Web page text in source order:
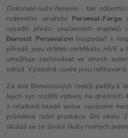
Dokonalé ruční řemeslo - tak
rodinného vinařství Perseval-Fargez
vysadili předci současných majitelů
Benoist Persevalovi hospodaří s
přírodě, jsou držiteli certifikátu HVEa
umožňuje zachovávat ve vínech
odrůd. Výsledná cuvée jsou rafinovaná
Za dob Benoistových rodičů patřily k
Jejich syn rozšířil výmeru na dnešních
o relativně mladé vinice, vysázené
průměrná roční produkce činí
skládá se ze široké škály rovných